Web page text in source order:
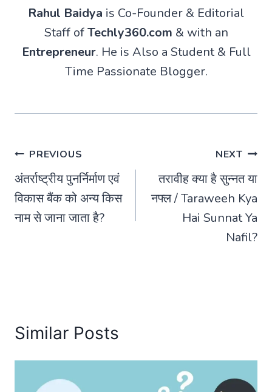
Rahul Baidya is Co-Founder & Editorial
Staff ofTechly360.com & with an
Entrepreneur. He is Also a Student & Full
Time Passionate Blogger.
Post
navigation
PREVIOUS
अंतर्राष्ट्रीय पुनर्निर्माण एवं
विकास बैंक को अन्य किस
नाम से जाना जाता है?
NEXT
तरावीह क्या है सुन्नत या
नफ्ल / Taraweeh Kya
Hai Sunnat Ya
Nafil?
Similar Posts